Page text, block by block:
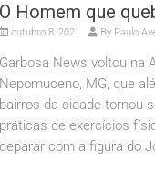
O Homem que
outubro 8, 2021 By Paulo
Garbosa News voltou na
Nepomuceno, MG, que
bairros da cidade tornou-
práticas de exercícios
deparar com a figura do